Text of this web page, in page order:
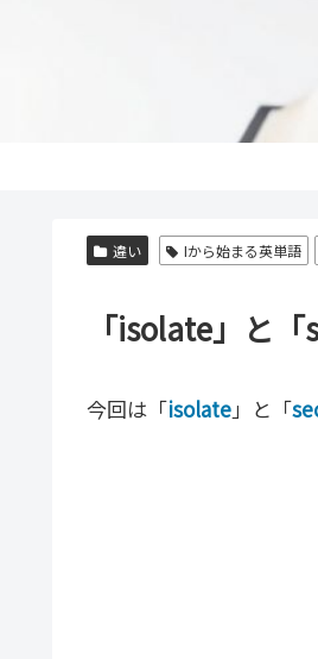
違い Iから始まる英単語
「isolate」と
今回は「isolate」と「